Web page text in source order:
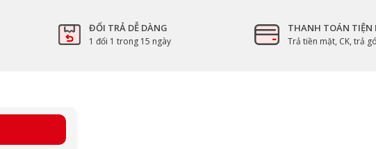
ĐỔI TRẢ DỄ DÀNG
1 đổi 1 trong 15 ngày
THANH TOÁN TIỆN
Trả tiền mặt, CK, trả